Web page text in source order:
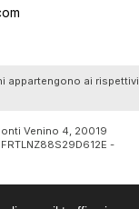
appartengono ai rispettivi
Venino 4, 20019
-